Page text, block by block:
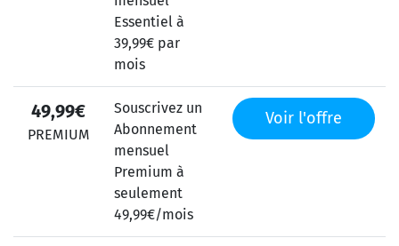
Essentiel à
39,99€ par
mois
49,99€
PREMIUM
Souscrivez un
Abonnement
mensuel
Premium à
seulement
49,99€/mois
Voir l'offre